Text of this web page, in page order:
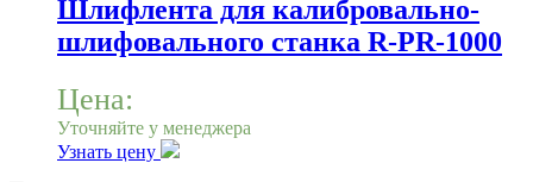
Шлифлента для калибровально-
шлифовального станка R-PR-1000
Цена:
Уточняйте у менеджера
Узнать цену